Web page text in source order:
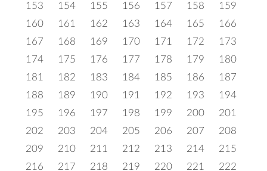
153
154 155 156 157 158
159
160
161 162 163 164 165
166
167
168 169 170 171 172
173
174
175 176 177 178 179
180
181
182 183 184 185 186
187
188
189 190 191 192 193
194
195
196 197 198 199 200
201
202
203 204 205 206 207
208
209
210 211 212 213 214
215
216
217 218 219 220 221
222